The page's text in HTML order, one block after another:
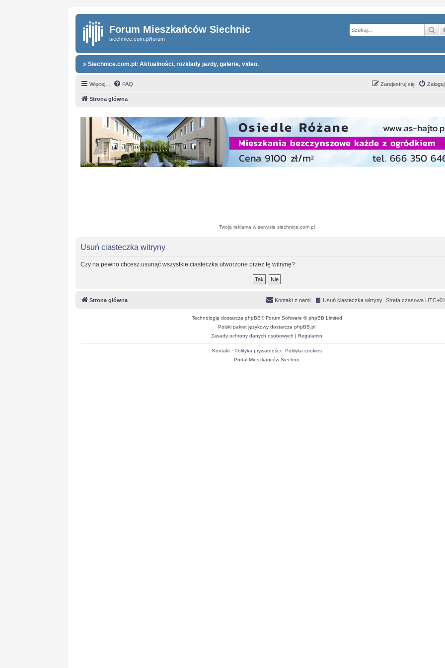
Forum Mieszkańców Siechnic
siechnice.com.pl/forum
Siechnice.com.pl: Aktualności, rozkłady jazdy, galerie, video.
Więcej… FAQ Zarejestruj się
Strona główna
Twoja reklama w serwisie siechnice.com.pl
Usuń ciasteczka witryny
Czy na pewno chcesz usunąć wszystkie ciasteczka utworzone przez tę witrynę?
Strona główna Strefa czasowa
Usuń ciasteczka witryny
Kontakt z nami
Technologię dostarcza phpBB® Forum Software © phpBB Limited
Polski pakiet językowy dostarcza phpBB.pl
Zasady ochrony danych osobowych | Regulamin
Kontakt· Polityka prywatności· Polityka cookies
Portal Mieszkańców Siechnic